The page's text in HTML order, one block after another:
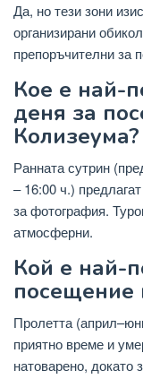
Да, но тези зони
организирани
препоръчителни за
Кое е най-
деня за
Колизеума?
Ранната сутрин
– 16:00 ч.)
за фотография.
атмосферни.
Кой е най-
посещение
Пролетта
приятно време и
натоварено, докато